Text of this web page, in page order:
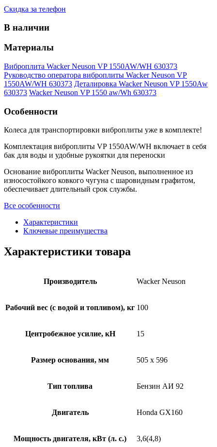
Скидка за телефон
В наличии
Материалы
Виброплита Wacker Neuson VP 1550AW/WH 630373
Руководство оператора виброплиты Wacker Neuson VP
1550AW/WH 630373 Деталировка Wacker Neuson VP 1550Aw
630373 Wacker Neuson VP 1550 aw/Wh 630373
Особенности
Колеса для транспортировки виброплиты уже в комплекте!
Комплектация виброплиты VP 1550AW/WH включает в себя
бак для воды и удобные рукоятки для переноски
Основание виброплиты Wacker Neuson, выполненное из
износостойкого ковкого чугуна с шаровидным графитом,
обеспечивает длительный срок службы.
Все особенности
Характеристики
Ключевые преимущества
Характеристики товара
Производитель Wacker Neuson
Рабочий вес (c водой и топливом), кг 100
Центробежное усилие, кН 15
Размер основания, мм 505 x 596
Тип топлива Бензин АИ 92
Двигатель Honda GX160
Мощность двигателя, кВт (л. с.) 3,6(4,8)